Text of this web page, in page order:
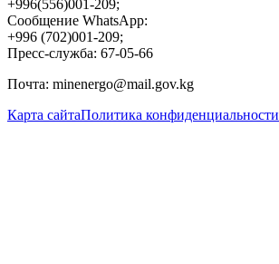
+996(556)001-209;
Сообщение WhatsApp:
+996 (702)001-209;
Пресс-служба: 67-05-66
Почта: minenergo@mail.gov.kg
Карта сайтаПолитика конфиденциальности